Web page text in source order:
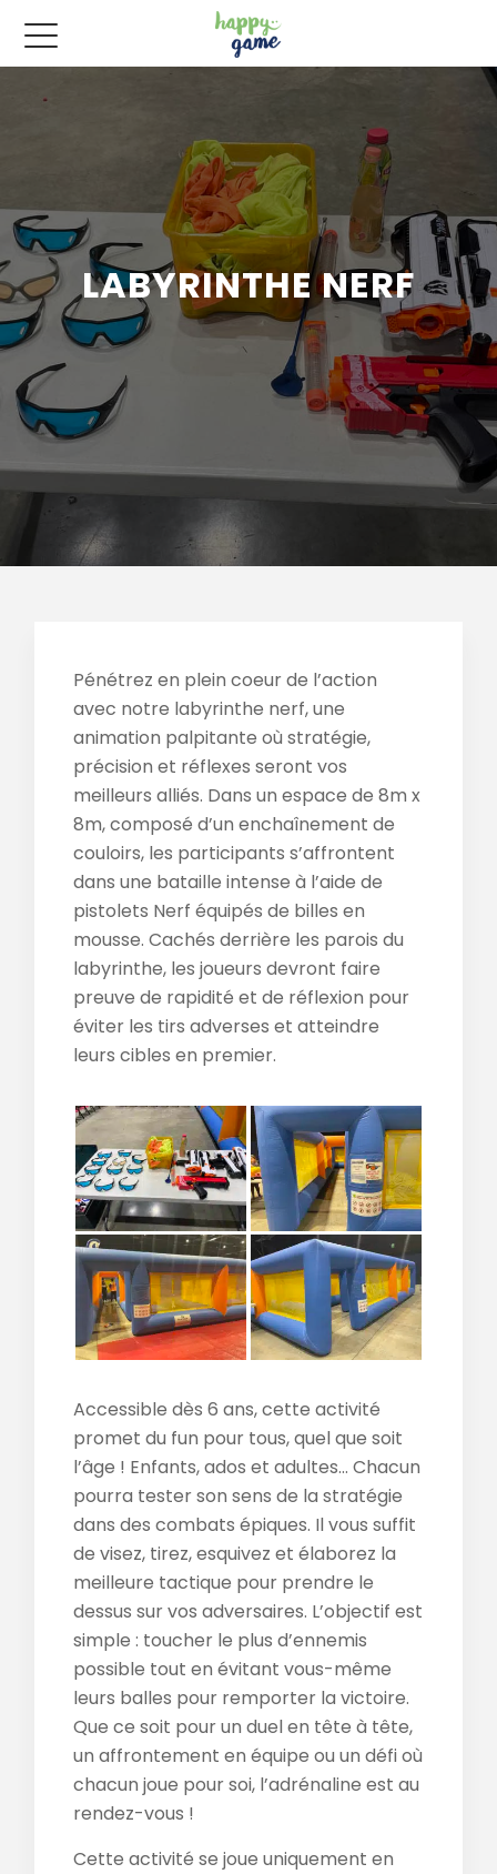
LABYRINTHE NERF
Pénétrez en plein coeur de l’action
avec notre labyrinthe nerf, une
animation palpitante où stratégie,
précision et réflexes seront vos
meilleurs alliés. Dans un espace de 8m x
8m, composé d’un enchaînement de
couloirs, les participants s’affrontent
dans une bataille intense à l’aide de
pistolets Nerf équipés de billes en
mousse. Cachés derrière les parois du
labyrinthe, les joueurs devront faire
preuve de rapidité et de réflexion pour
éviter les tirs adverses et atteindre
leurs cibles en premier.
Accessible dès 6 ans, cette activité
promet du fun pour tous, quel que soit
l’âge ! Enfants, ados et adultes… Chacun
pourra tester son sens de la stratégie
dans des combats épiques. Il vous suffit
de visez, tirez, esquivez et élaborez la
meilleure tactique pour prendre le
dessus sur vos adversaires. L’objectif est
simple : toucher le plus d’ennemis
possible tout en évitant vous-même
leurs balles pour remporter la victoire.
Que ce soit pour un duel en tête à tête,
un affrontement en équipe ou un défi où
chacun joue pour soi, l’adrénaline est au
rendez-vous !
Cette activité se joue uniquement en